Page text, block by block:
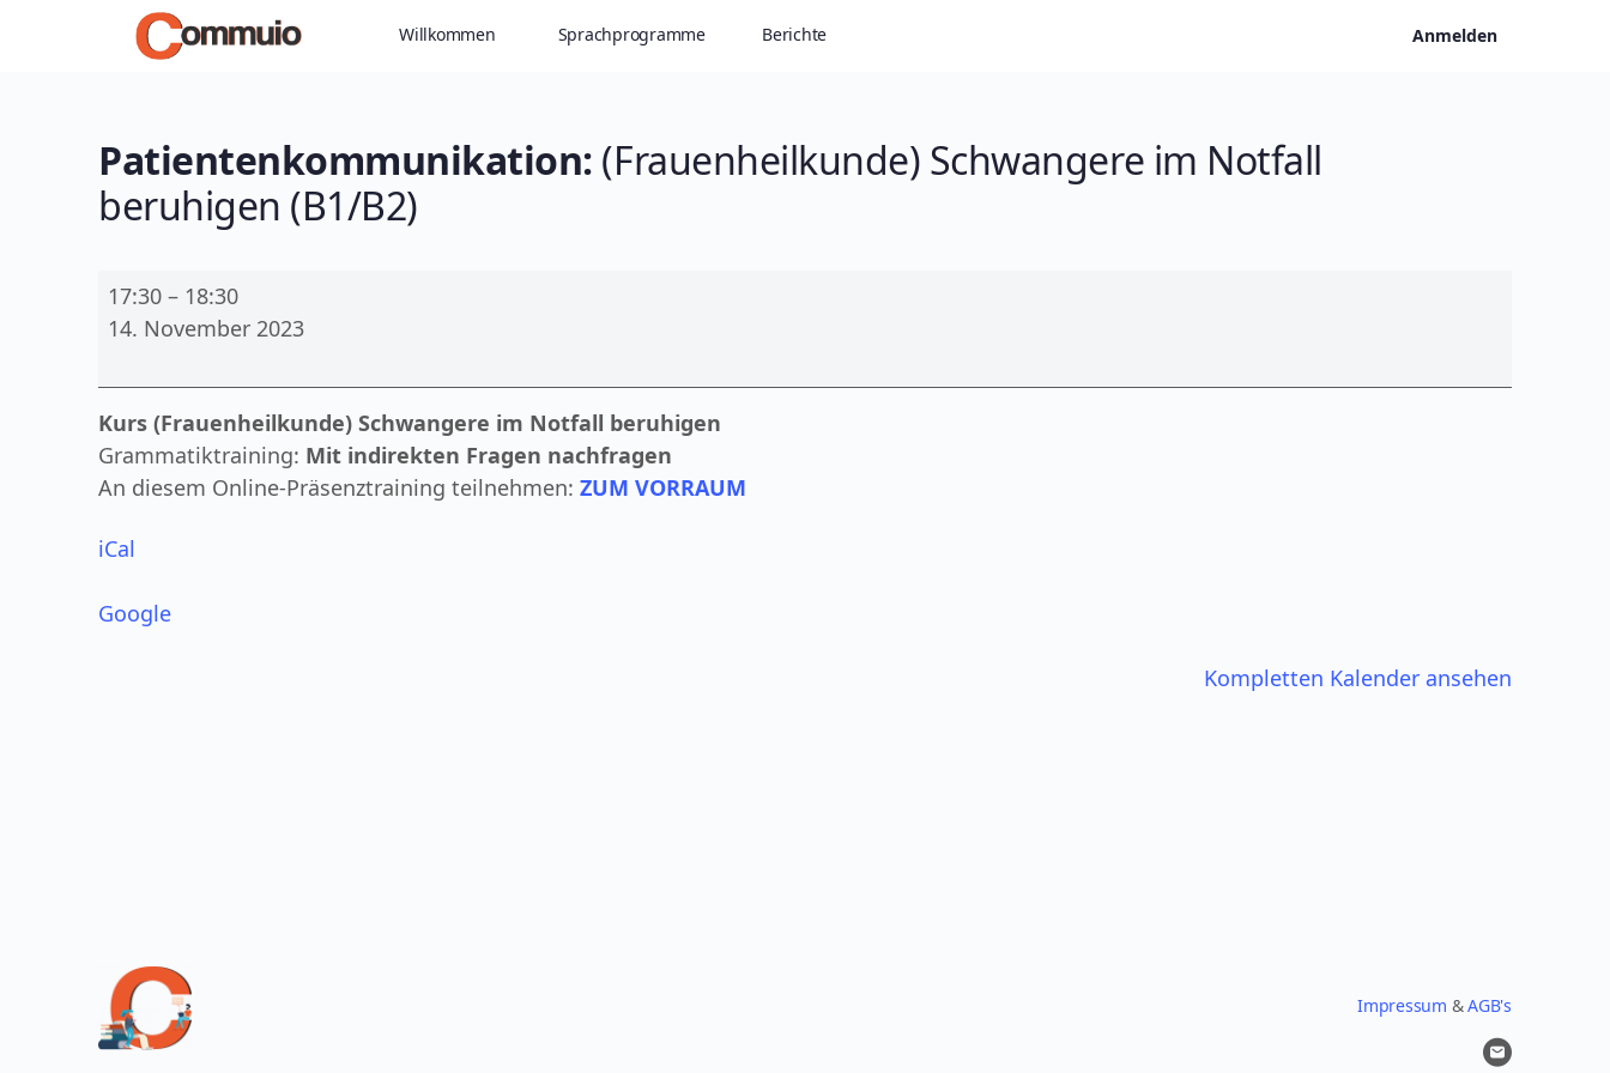
Willkommen Sprachprogramme Berichte Anmelden
Patientenkommunikation: (Frauenheilkunde) Schwangere im Notfall
beruhigen (B1/B2)
Patientenkommunikation:
(Frauenheilkunde)
im
Notfall
beruhigen
(B1/B2)
17:30 – 18:30
14. November 2023
Kurs (Frauenheilkunde) Schwangere im Notfall beruhigen
Grammatiktraining: Mit indirekten Fragen nachfragen
An diesem Online-Präsenztraining teilnehmen: ZUM VORRAUM
iCal
Google
Kompletten Kalender ansehen
Impressum &AGB's